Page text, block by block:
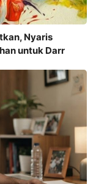
Nyaris
untuk Darr